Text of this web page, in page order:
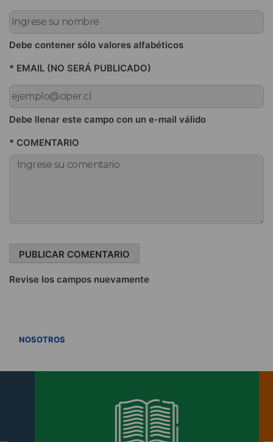
Debe contener sólo valores alfabéticos
* EMAIL (NO SERÁ PUBLICADO)
Debe llenar este campo con un e-mail válido
* COMENTARIO
Revise los campos nuevamente
NOSOTROS